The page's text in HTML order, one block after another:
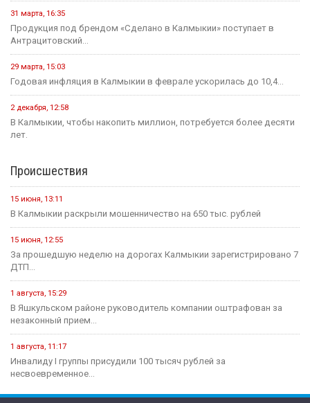
31 марта, 16:35
Продукция под брендом «Сделано в Калмыкии» поступает в
Антрацитовский...
29 марта, 15:03
Годовая инфляция в Калмыкии в феврале ускорилась до 10,4...
2 декабря, 12:58
В Калмыкии, чтобы накопить миллион, потребуется более десяти
лет.
Происшествия
15 июня, 13:11
В Калмыкии раскрыли мошенничество на 650 тыс. рублей
15 июня, 12:55
За прошедшую неделю на дорогах Калмыкии зарегистрировано 7
ДТП...
1 августа, 15:29
В Яшкульском районе руководитель компании оштрафован за
незаконный прием...
1 августа, 11:17
Инвалиду I группы присудили 100 тысяч рублей за
несвоевременное...